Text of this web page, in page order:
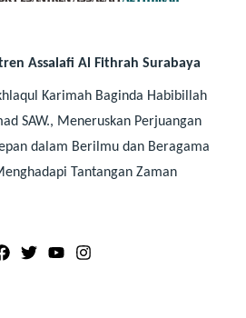
Assalafi Al Fithrah Surabaya
Karimah Baginda Habibillah
SAW., Meneruskan Perjuangan
dalam Berilmu dan Beragama
Tantangan Zaman